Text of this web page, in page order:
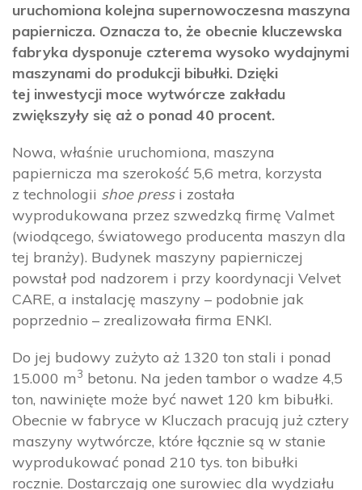
uruchomiona kolejna supernowoczesna maszyna
papiernicza. Oznacza to, że obecnie kluczewska
fabryka dysponuje czterema wysoko wydajnymi
maszynami do produkcji bibułki. Dzięki
tej inwestycji moce wytwórcze zakładu
zwiększyły się aż o ponad 40 procent.
Nowa, właśnie uruchomiona, maszyna
papiernicza ma szerokość 5,6 metra, korzysta
z technologii shoe pressi została
wyprodukowana przez szwedzką firmę Valmet
(wiodącego, światowego producenta maszyn dla
tej branży). Budynek maszyny papierniczej
powstał pod nadzorem i przy koordynacji Velvet
CARE, a instalację maszyny – podobnie jak
poprzednio – zrealizowała firma ENKI.
Do jej budowy zużyto aż 1320 ton stali i ponad
15.000 m3 betonu. Na jeden tambor o wadze 4,5
ton, nawinięte może być nawet 120 km bibułki.
Obecnie w fabryce w Kluczach pracują już cztery
maszyny wytwórcze, które łącznie są w stanie
wyprodukować ponad 210 tys. ton bibułki
rocznie. Dostarczają one surowiec dla wydziału